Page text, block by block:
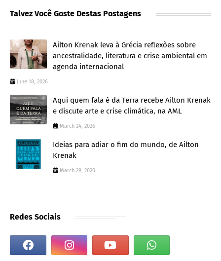
Talvez Você Goste Destas Postagens
Ailton Krenak leva à Grécia reflexões sobre
ancestralidade, literatura e crise ambiental em
agenda internacional
June 18, 2026
Aqui quem fala é da Terra recebe Ailton Krenak
e discute arte e crise climática, na AML
March 24, 2026
Ideias para adiar o fim do mundo, de Ailton
Krenak
March 29, 2020
Redes Sociais